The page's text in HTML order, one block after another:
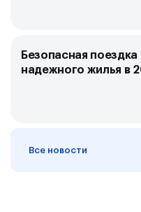
Безопасная
надежного жилья в
Все новости